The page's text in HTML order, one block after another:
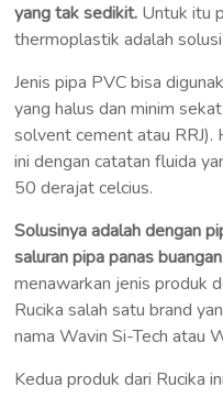
yang tak sedikit. Untuk itu
thermoplastik adalah
Jenis pipa PVC bisa
yang halus dan minim
solvent cement atau RRJ).
ini dengan catatan fluida
50 derajat celcius.
Solusinya adalah dengan
saluran pipa panas
menawarkan jenis produk
Rucika salah satu brand
nama Wavin Si-Tech atau
Kedua produk dari Rucika